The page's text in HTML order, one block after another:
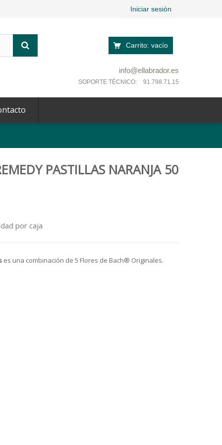
Iniciar sesión
Carrito: vacío
info@ellabrador.es
SOPORTE TÉCNICO: 91.798.71.15
PASTILLAS NARANJA 50
por caja
es una combinación de 5 Flores de Bach® Originales.